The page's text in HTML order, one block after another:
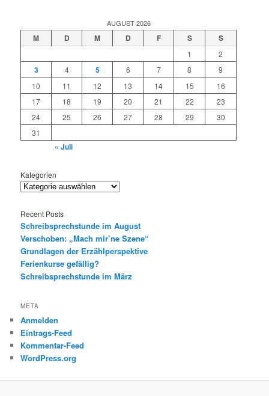
AUGUST 2026
M D M D F S S
1 2
3 4 5 6 7 8
9
10
11 12 13 14 15
16
17
18 19 20 21 22
23
24
25 26 27 28 29
30
31
« Juli
Kategorien
Recent Posts
Schreibsprechstunde im August
Verschoben: „Mach mir’ne Szene“
Grundlagen der Erzählperspektive
Ferienkurse gefällig?
Schreibsprechstunde im März
META
Anmelden
Eintrags-Feed
Kommentar-Feed
WordPress.org